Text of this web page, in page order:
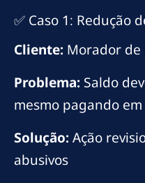
✅ Caso 1: Redução
Cliente: Morador de
Problema: Saldo
mesmo pagando em
Solução:Ação
abusivos